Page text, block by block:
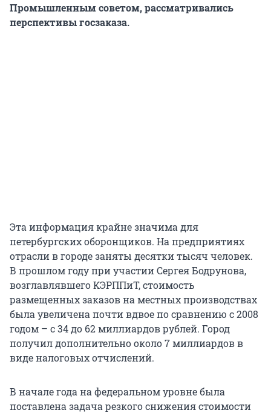
Промышленным советом, рассматривались
перспективы госзаказа.
Эта информация крайне значима для
петербургских оборонщиков. На предприятиях
отрасли в городе заняты десятки тысяч человек.
В прошлом году при участии Сергея Бодрунова,
возглавлявшего КЭРППиТ, стоимость
размещенных заказов на местных производствах
была увеличена почти вдвое по сравнению с 2008
годом – с 34 до 62 миллиардов рублей. Город
получил дополнительно около 7 миллиардов в
виде налоговых отчислений.
В начале года на федеральном уровне была
поставлена задача резкого снижения стоимости